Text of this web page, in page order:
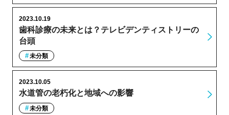
歯科診療の未来とは？テレビデンティストリーの
台頭
2023.10.19
未分類
水道管の老朽化と地域への影響
2023.10.05
未分類